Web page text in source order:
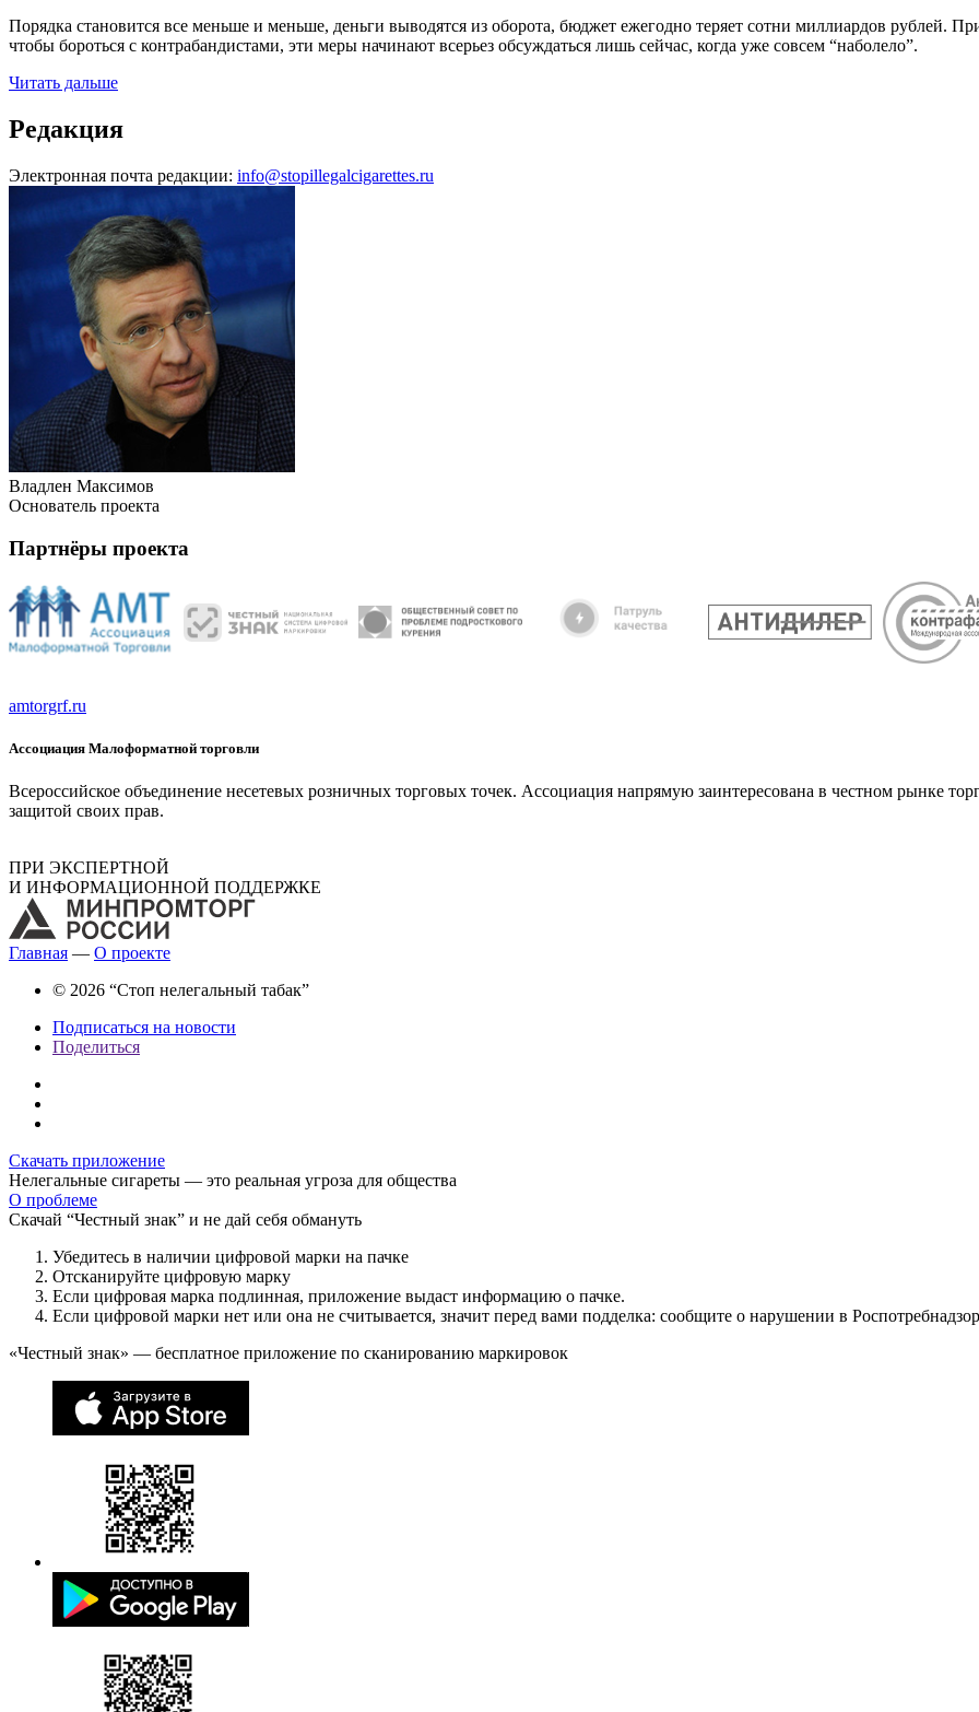
Порядка становится все меньше и меньше, деньги выводятся из оборота, бюджет ежегодно теряет сотни миллиардов рублей.
чтобы бороться с контрабандистами, эти меры начинают всерьез обсуждаться лишь сейчас, когда уже совсем “наболело”.
Читать дальше
Редакция
Электронная почта редакции: info@stopillegalcigarettes.ru
Владлен Максимов
Основатель проекта
Партнёры проекта
amtorgrf.ru
Ассоциация Малоформатной торговли
Всероссийское объединение несетевых розничных торговых точек. Ассоциация напрямую заинтересована в честном рынке
защитой своих прав.
ПРИ ЭКСПЕРТНОЙ
И ИНФОРМАЦИОННОЙ ПОДДЕРЖКЕ
Главная — О проекте
© 2026 “Стоп нелегальный табак”
Подписаться на новости
Поделиться
Скачать приложение
Нелегальные сигареты — это реальная угроза для общества
О проблеме
Скачай “Честный знак” и не дай себя обмануть
Убедитесь в наличии цифровой марки на пачке
Отсканируйте цифровую марку
Если цифровая марка подлинная, приложение выдаст информацию о пачке.
Если цифровой марки нет или она не считывается, значит перед вами подделка: сообщите о нарушении в
«Честный знак» — бесплатное приложение по сканированию маркировок